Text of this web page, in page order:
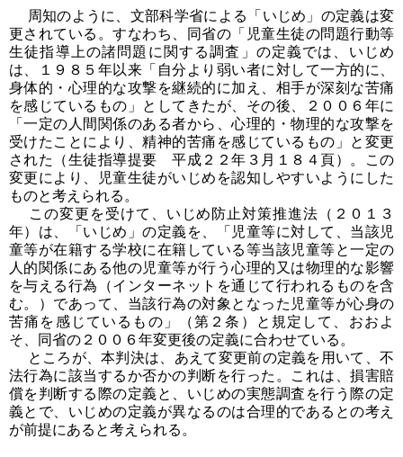
周知のように、文部科学省による「いじめ」の定義は変
更されている。すなわち、同省の「児童生徒の問題行動等
生徒指導上の諸問題に関する調査」の定義では、いじめ
は、１９８５年以来「自分より弱い者に対して一方的に、
身体的・心理的な攻撃を継続的に加え、相手が深刻な苦痛
を感じているもの」としてきたが、その後、２００６年に
「一定の人間関係のある者から、心理的・物理的な攻撃を
受けたことにより、精神的苦痛を感じているもの」と変更
された（生徒指導提要 平成２２年３月１８４頁）。この
変更により、児童生徒がいじめを認知しやすいようにした
ものと考えられる。
この変更を受けて、いじめ防止対策推進法（２０１３
年）は、「いじめ」の定義を、「児童等に対して、当該児
童等が在籍する学校に在籍している等当該児童等と一定の
人的関係にある他の児童等が行う心理的又は物理的な影響
を与える行為（インターネットを通じて行われるものを含
む。）であって、当該行為の対象となった児童等が心身の
苦痛を感じているもの」（第２条）と規定して、おおよ
そ、同省の２００６年変更後の定義に合わせている。
ところが、本判決は、あえて変更前の定義を用いて、不
法行為に該当するか否かの判断を行った。これは、損害賠
償を判断する際の定義と、いじめの実態調査を行う際の定
義とで、いじめの定義が異なるのは合理的であるとの考え
が前提にあると考えられる。